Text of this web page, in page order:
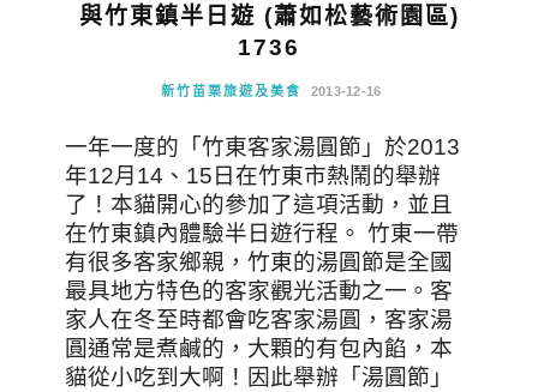
與竹東鎮半日遊 (蕭如松藝術園區)
1736
新竹苗栗旅遊及美食 2013-12-16
一年一度的「竹東客家湯圓節」於2013
年12月14、15日在竹東市熱鬧的舉辦
了！本貓開心的參加了這項活動，並且
在竹東鎮內體驗半日遊行程。 竹東一帶
有很多客家鄉親，竹東的湯圓節是全國
最具地方特色的客家觀光活動之一。客
家人在冬至時都會吃客家湯圓，客家湯
圓通常是煮鹹的，大顆的有包內餡，本
貓從小吃到大啊！因此舉辦「湯圓節」